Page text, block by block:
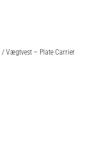
/ Vægtvest – Plate Carrier